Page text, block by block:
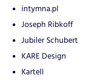
intymna.pl
Joseph Ribkoff
Jubiler Schubert
KARE Design
Kartell